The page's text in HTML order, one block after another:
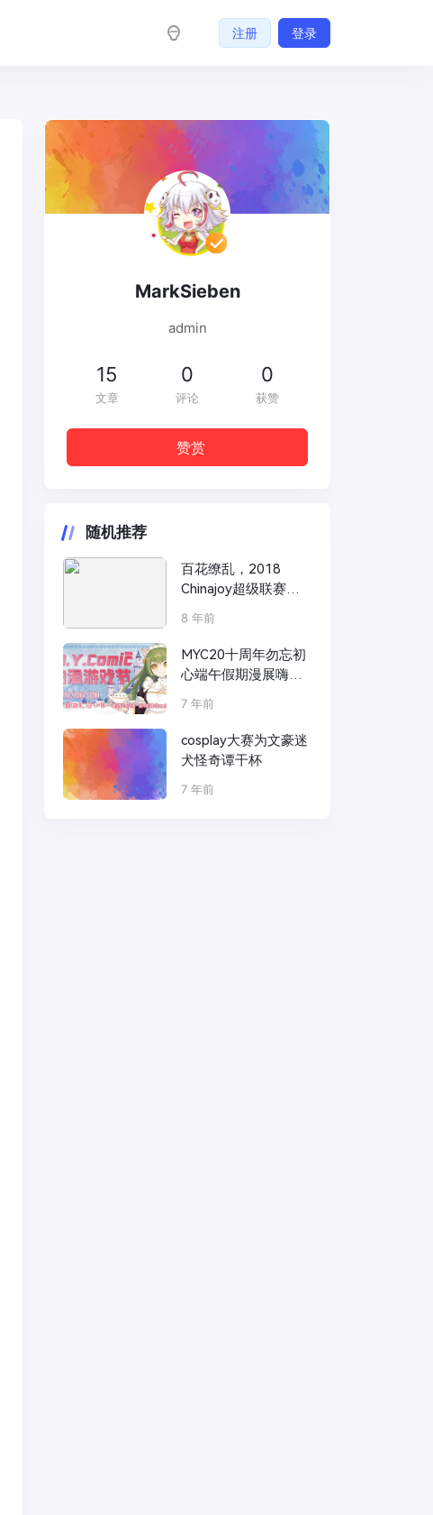
注册 登录
MarkSieben
admin
15
文章
0
评论
0
获赞
赞赏
随机推荐
百花缭乱，2018
Chinajoy超级联赛兰
州赛区带你共赏四季
之美
8 年前
MYC20十周年勿忘初
心端午假期漫展嗨起
来！
7 年前
cosplay大赛为文豪迷
犬怪奇谭干杯
7 年前